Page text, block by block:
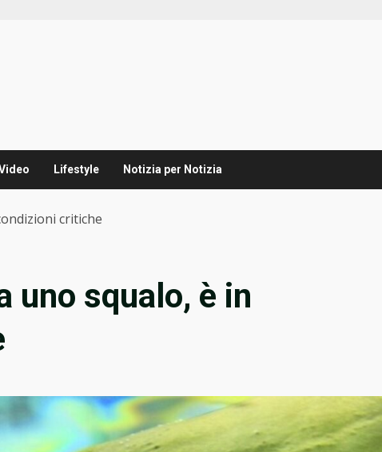
Lifestyle Notizia per Notizia
critiche
uno squalo, è in